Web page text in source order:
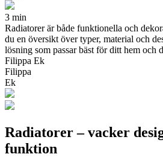
3 min
Radiatorer är både funktionella och
du en översikt över typer, material och
lösning som passar bäst för ditt hem och
Filippa Ek
Filippa
Ek
Radiatorer – vacker
funktion